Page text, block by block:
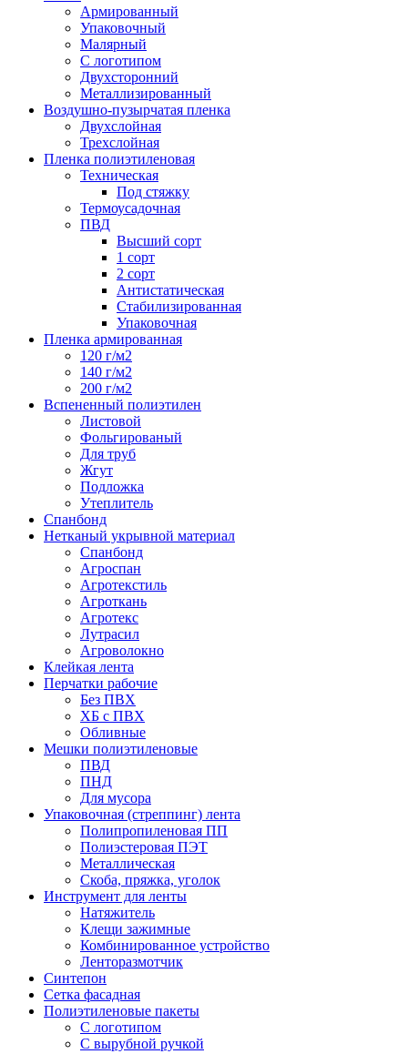
Армированный
Упаковочный
Малярный
С логотипом
Двухсторонний
Металлизированный
Воздушно-пузырчатая пленка
Двухслойная
Трехслойная
Пленка полиэтиленовая
Техническая
Под стяжку
Термоусадочная
ПВД
Высший сорт
1 сорт
2 сорт
Антистатическая
Стабилизированная
Упаковочная
Пленка армированная
120 г/м2
140 г/м2
200 г/м2
Вспененный полиэтилен
Листовой
Фольгированый
Для труб
Жгут
Подложка
Утеплитель
Спанбонд
Нетканый укрывной материал
Спанбонд
Агроспан
Агротекстиль
Агроткань
Агротекс
Лутрасил
Агроволокно
Клейкая лента
Перчатки рабочие
Без ПВХ
ХБ с ПВХ
Обливные
Мешки полиэтиленовые
ПВД
ПНД
Для мусора
Упаковочная (стреппинг) лента
Полипропиленовая ПП
Полиэстеровая ПЭТ
Металлическая
Скоба, пряжка, уголок
Инструмент для ленты
Натяжитель
Клещи зажимные
Комбинированное устройство
Ленторазмотчик
Синтепон
Сетка фасадная
Полиэтиленовые пакеты
С логотипом
С вырубной ручкой